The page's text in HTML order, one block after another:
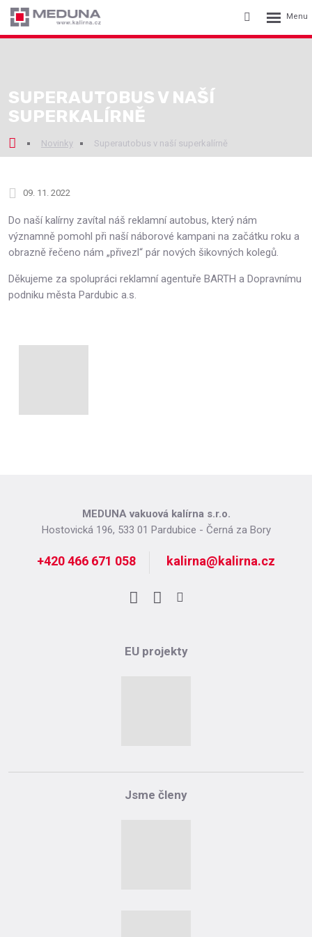
Vyhledávání
Rozbalení
SUPERAUTOBUS V NAŠÍ
SUPERKALÍRNĚ
Novinky Superautobus v naší superkalírně
09. 11. 2022
Do naší kalírny zavítal náš reklamní autobus, který nám
významně pomohl při naší náborové kampani na začátku roku a
obrazně řečeno nám „přivezl“ pár nových šikovných kolegů.
Děkujeme za spolupráci reklamní agentuře BARTH a Dopravnímu
podniku města Pardubic a.s.
MEDUNA vakuová kalírna s.r.o.
Hostovická 196, 533 01 Pardubice - Černá za Bory
+420 466 671 058 kalirna@kalirna.cz
Facebook
LinkedIn
EU projekty
Jsme členy